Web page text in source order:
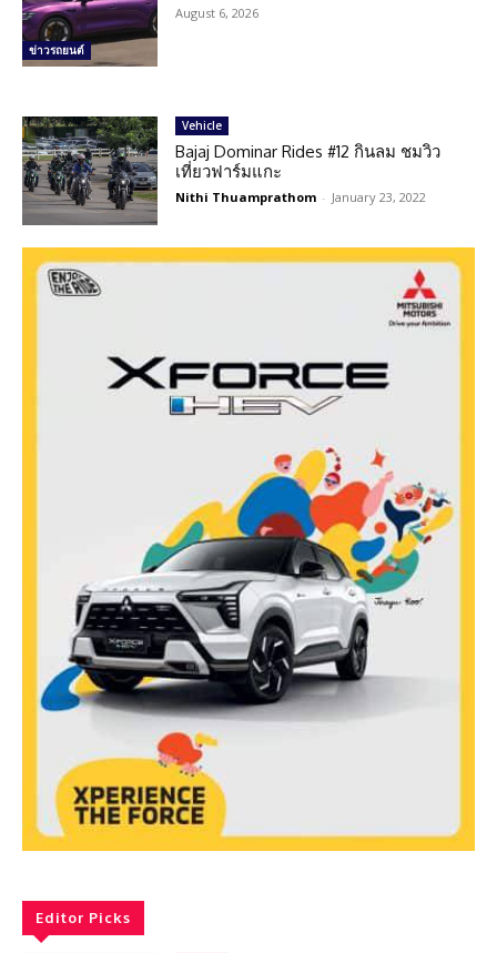
ข่าวรถยนต์
August 6, 2026
Vehicle
Bajaj Dominar Rides #12 กินลม ชมวิว
เที่ยวฟาร์มแกะ
Nithi Thuamprathom - January 23, 2022
Editor Picks